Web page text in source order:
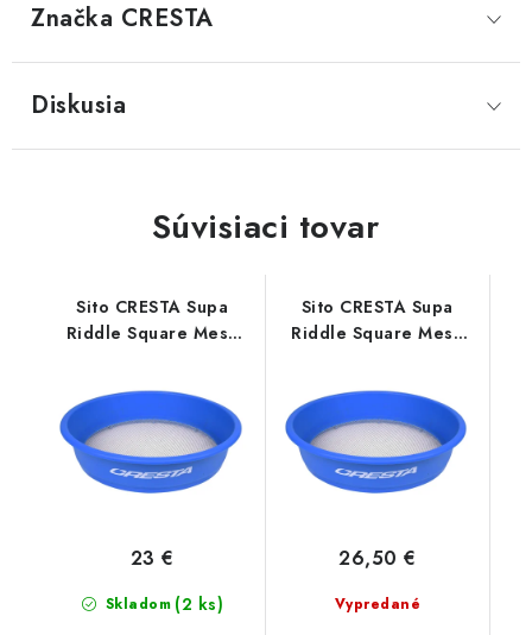
Značka CRESTA
Diskusia
Súvisiaci tovar
Sito CRESTA Supa
Riddle Square Mesh
Skladom (2 ks)
23 €
Sito CRESTA Supa
Riddle Square Mesh
Vypredané
26,50 €